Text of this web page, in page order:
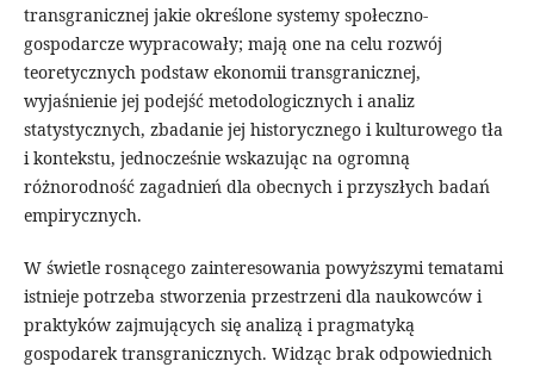
transgranicznej jakie określone systemy społeczno-
gospodarcze wypracowały; mają one na celu rozwój
teoretycznych podstaw ekonomii transgranicznej,
wyjaśnienie jej podejść metodologicznych i analiz
statystycznych, zbadanie jej historycznego i kulturowego tła
i kontekstu, jednocześnie wskazując na ogromną
różnorodność zagadnień dla obecnych i przyszłych badań
empirycznych.
W świetle rosnącego zainteresowania powyższymi tematami
istnieje potrzeba stworzenia przestrzeni dla naukowców i
praktyków zajmujących się analizą i pragmatyką
gospodarek transgranicznych. Widząc brak odpowiednich